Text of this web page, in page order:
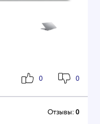
0 0
Отзывы: 0